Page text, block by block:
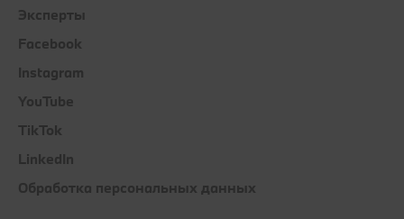
Эксперты
Facebook
Instagram
YouTube
TikTok
LinkedIn
Обработка персональных данных